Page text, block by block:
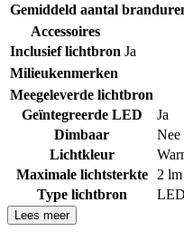
Gemiddeld aantal
Accessoires
Inclusief lichtbron Ja
Milieukenmerken
Meegeleverde lichtbron
Geïntegreerde LED
Ja
Dimbaar
Nee
Lichtkleur
Maximale lichtsterkte
2 lm
Type lichtbron
LED
Lees meer